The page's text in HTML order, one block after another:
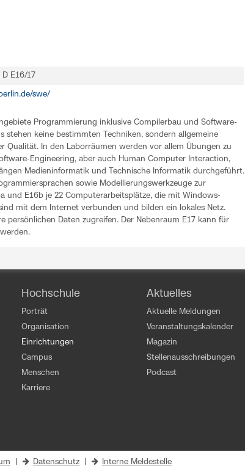
D E16/17
swe/
Programmierung inklusive Compilerbau und Software-
stehen keine bestimmten Techniken, sondern allgemeine
Qualität. In den Laborräumen werden vor allem Übungen zu
Engineering, aber auch Human Computer Interaction,
Medieninformatik und Technische Informatik durchgeführt.
sowie Modellierungswerkzeuge zur
und E16b je 22 Computerarbeitsplätze, die mit Windows-
mit dem Internet verbunden und bilden ein lokales Netz.
persönlichen Daten zugreifen. Der Nebenraum E17 kann für
Hochschule
Porträt
Organisation
Einrichtungen
Campus
Menschen
Karriere
Aktuelles
Aktuelle Meldungen
Veranstaltungskalender
Magazin
Stellenausschreibungen
Podcast
Datenschutz Interne Meldestelle